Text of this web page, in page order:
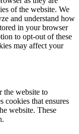
of the website. We
and understand how
in your browser
to opt-out of these
may affect your
the website to
cookies that ensures
website. These